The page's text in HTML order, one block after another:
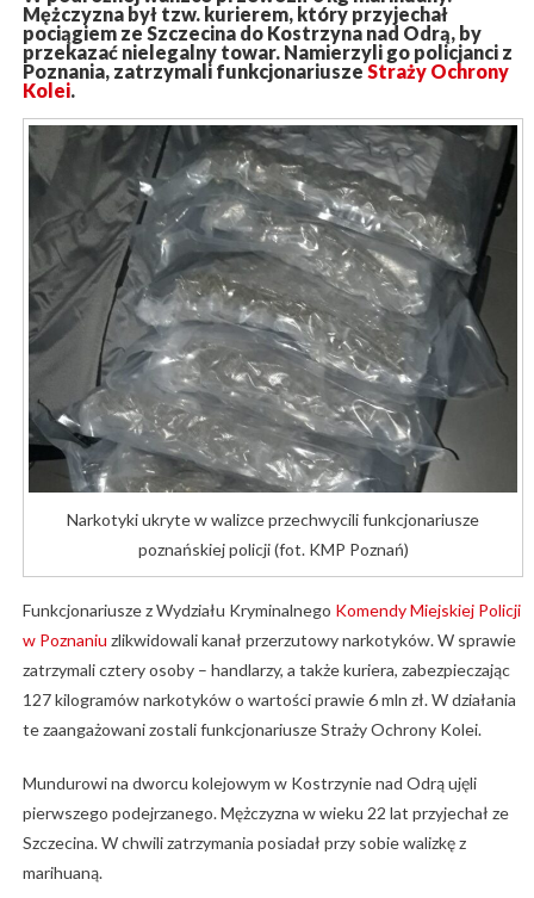
Mężczyzna był tzw. kurierem, który przyjechał
pociągiem ze Szczecina do Kostrzyna nad Odrą, by
przekazać nielegalny towar. Namierzyli go policjanci z
Poznania, zatrzymali funkcjonariusze Straży Ochrony
Kolei.
Narkotyki ukryte w walizce przechwycili funkcjonariusze
poznańskiej policji (fot. KMP Poznań)
Funkcjonariusze z Wydziału Kryminalnego Komendy Miejskiej Policji
w Poznaniu zlikwidowali kanał przerzutowy narkotyków. W sprawie
zatrzymali cztery osoby – handlarzy, a także kuriera, zabezpieczając
127 kilogramów narkotyków o wartości prawie 6 mln zł. W działania
te zaangażowani zostali funkcjonariusze Straży Ochrony Kolei.
Mundurowi na dworcu kolejowym w Kostrzynie nad Odrą ujęli
pierwszego podejrzanego. Mężczyzna w wieku 22 lat przyjechał ze
Szczecina. W chwili zatrzymania posiadał przy sobie walizkę z
marihuaną.